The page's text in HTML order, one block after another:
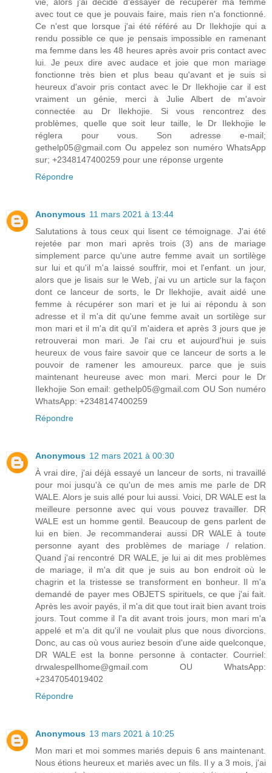
avec tout ce que je pouvais faire, mais rien n'a fonctionné.
Ce n'est que lorsque j'ai été référé au Dr Ilekhojie qui a
rendu possible ce que je pensais impossible en ramenant
ma femme dans les 48 heures après avoir pris contact avec
lui. Je peux dire avec audace et joie que mon mariage
fonctionne très bien et plus beau qu'avant et je suis si
heureux d'avoir pris contact avec le Dr Ilekhojie car il est
vraiment un génie, merci à Julie Albert de m'avoir
connectée au Dr Ilekhojie. Si vous rencontrez des
problèmes, quelle que soit leur taille, le Dr Ilekhojie le
réglera pour vous. Son adresse e-mail;
gethelp05@gmail.com Ou appelez son numéro WhatsApp
sur; +2348147400259 pour une réponse urgente
Répondre
Anonymous 11 mars 2021 à 13:44
Salutations à tous ceux qui lisent ce témoignage. J'ai été
rejetée par mon mari après trois (3) ans de mariage
simplement parce qu'une autre femme avait un sortilège
sur lui et qu'il m'a laissé souffrir, moi et l'enfant. un jour,
alors que je lisais sur le Web, j'ai vu un article sur la façon
dont ce lanceur de sorts, le Dr Ilekhojie, avait aidé une
femme à récupérer son mari et je lui ai répondu à son
adresse et il m'a dit qu'une femme avait un sortilège sur
mon mari et il m'a dit qu'il m'aidera et après 3 jours que je
retrouverai mon mari. Je l'ai cru et aujourd'hui je suis
heureux de vous faire savoir que ce lanceur de sorts a le
pouvoir de ramener les amoureux. parce que je suis
maintenant heureuse avec mon mari. Merci pour le Dr
Ilekhojie Son email: gethelp05@gmail.com OU Son numéro
WhatsApp: +2348147400259
Répondre
Anonymous 12 mars 2021 à 00:30
À vrai dire, j'ai déjà essayé un lanceur de sorts, ni travaillé
pour moi jusqu'à ce qu'un de mes amis me parle de DR
WALE. Alors je suis allé pour lui aussi. Voici, DR WALE est la
meilleure personne avec qui vous pouvez travailler. DR
WALE est un homme gentil. Beaucoup de gens parlent de
lui en bien. Je recommanderai aussi DR WALE à toute
personne ayant des problèmes de mariage / relation.
Quand j'ai rencontré DR WALE, je lui ai dit mes problèmes
de mariage, il m'a dit que je suis au bon endroit où le
chagrin et la tristesse se transforment en bonheur. Il m'a
demandé de payer mes OBJETS spirituels, ce que j'ai fait.
Après les avoir payés, il m'a dit que tout irait bien avant trois
jours. Tout comme il l'a dit avant trois jours, mon mari m'a
appelé et m'a dit qu'il ne voulait plus que nous divorcions.
Donc, au cas où vous auriez besoin d'une aide quelconque,
DR WALE est la bonne personne à contacter. Courriel:
drwalespellhome@gmail.com OU WhatsApp:
+2347054019402
Répondre
Anonymous 13 mars 2021 à 10:25
Mon mari et moi sommes mariés depuis 6 ans maintenant.
Nous étions heureux et mariés avec un fils. Il y a 3 mois, j'ai